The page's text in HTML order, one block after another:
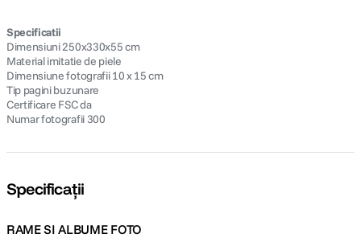
Specificatii
Dimensiuni 250x330x55 cm
Material imitatie de piele
Dimensiune fotografii 10 x 15 cm
Tip pagini buzunare
Certificare FSC da
Numar fotografii 300
Specificații
RAME SI ALBUME FOTO